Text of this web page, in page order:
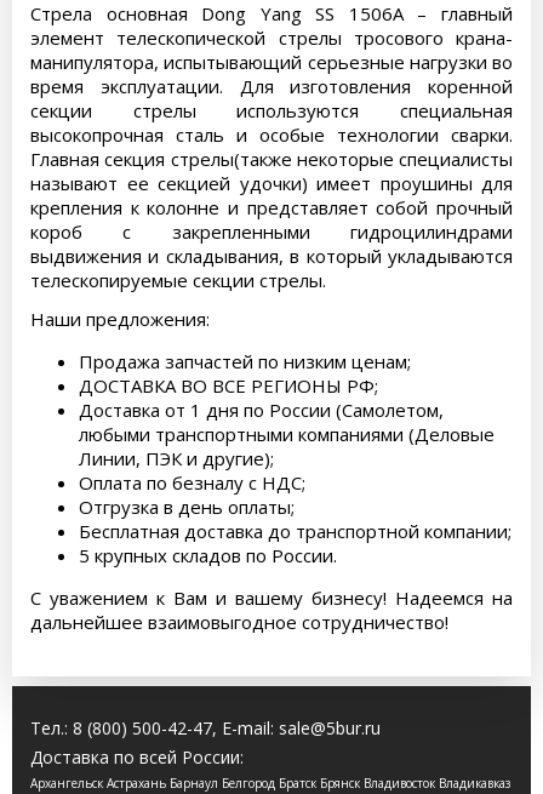
Стрела основная Dong Yang SS 1506A – главный
элемент телескопической стрелы тросового крана-
манипулятора, испытывающий серьезные нагрузки во
время эксплуатации. Для изготовления коренной
секции стрелы используются специальная
высокопрочная сталь и особые технологии сварки.
Главная секция стрелы(также некоторые специалисты
называют ее секцией удочки) имеет проушины для
крепления к колонне и представляет собой прочный
короб с закрепленными гидроцилиндрами
выдвижения и складывания, в который укладываются
телескопируемые секции стрелы.
Наши предложения:
Продажа запчастей по низким ценам;
ДОСТАВКА ВО ВСЕ РЕГИОНЫ РФ;
Доставка от 1 дня по России (Самолетом,
любыми транспортными компаниями (Деловые
Линии, ПЭК и другие);
Оплата по безналу с НДС;
Отгрузка в день оплаты;
Бесплатная доставка до транспортной компании;
5 крупных складов по России.
С уважением к Вам и вашему бизнесу! Надеемся на
дальнейшее взаимовыгодное сотрудничество!
Тел.: 8 (800) 500-42-47, E-mail: sale@5bur.ru
Доставка по всей России:
Архангельск Астрахань Барнаул Белгород Братск Брянск Владивосток Владикавказ